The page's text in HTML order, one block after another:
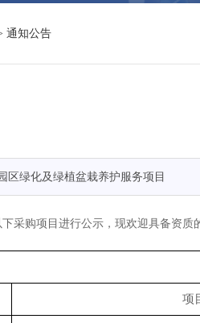
通知公告
区绿化及绿植盆栽养护服务项目
采购项目进行公示，现欢迎具备资质
项